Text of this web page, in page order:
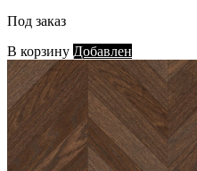
Под заказ
В корзину Добавлен